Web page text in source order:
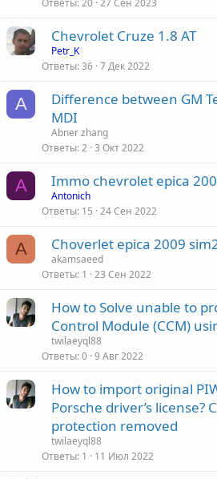
Ответы 20 27 Сен 2023
Chevrolet Cruze 1.8 AT
Petr_K
Ответы 36 7 Дек 2022
A
Difference between GM
MDI
Abner zhang
Ответы 2 3 Окт 2022
A Immo chevrolet epica
Antonich
Ответы 15 24 Сен 2022
A Choverlet epica 2009
akamsaeed
Ответы 1 23 Сен 2022
How to Solve unable to
Control Module (CCM)
twilaeyql88
Ответы 0 9 Авг 2022
How to import original
Porsche driver’s license?
protection removed
twilaeyql88
Ответы 1 11 Июл 2022